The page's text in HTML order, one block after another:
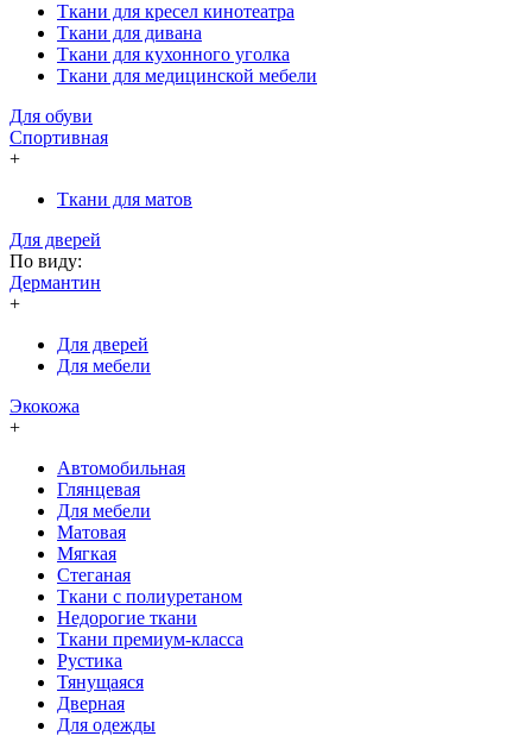
Ткани для кресел кинотеатра
Ткани для дивана
Ткани для кухонного уголка
Ткани для медицинской мебели
Для обуви
Спортивная
+
Ткани для матов
Для дверей
По виду:
Дермантин
+
Для дверей
Для мебели
Экокожа
+
Автомобильная
Глянцевая
Для мебели
Матовая
Мягкая
Стеганая
Ткани с полиуретаном
Недорогие ткани
Ткани премиум-класса
Рустика
Тянущаяся
Дверная
Для одежды